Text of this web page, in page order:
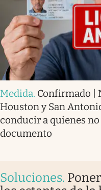
Medida. Confirmado |
Houston y San
conducir a quienes
documento
Soluciones.